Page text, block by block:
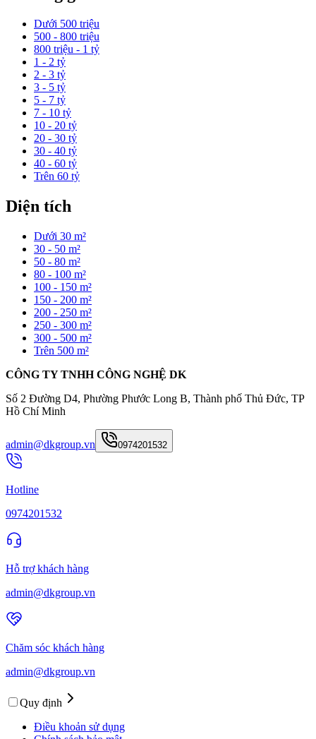
Dưới 500 triệu
500 - 800 triệu
800 triệu - 1 tỷ
1 - 2 tỷ
2 - 3 tỷ
3 - 5 tỷ
5 - 7 tỷ
7 - 10 tỷ
10 - 20 tỷ
20 - 30 tỷ
30 - 40 tỷ
40 - 60 tỷ
Trên 60 tỷ
Diện tích
Dưới 30 m²
30 - 50 m²
50 - 80 m²
80 - 100 m²
100 - 150 m²
150 - 200 m²
200 - 250 m²
250 - 300 m²
300 - 500 m²
Trên 500 m²
CÔNG TY TNHH CÔNG NGHỆ DK
Số 2 Đường D4, Phường Phước Long B, Thành phố Thủ Đức, TP
Hồ Chí Minh
admin@dkgroup.vn 0974201532
Hotline
0974201532
Hỗ trợ khách hàng
admin@dkgroup.vn
Chăm sóc khách hàng
admin@dkgroup.vn
Quy định
Điều khoản sử dụng